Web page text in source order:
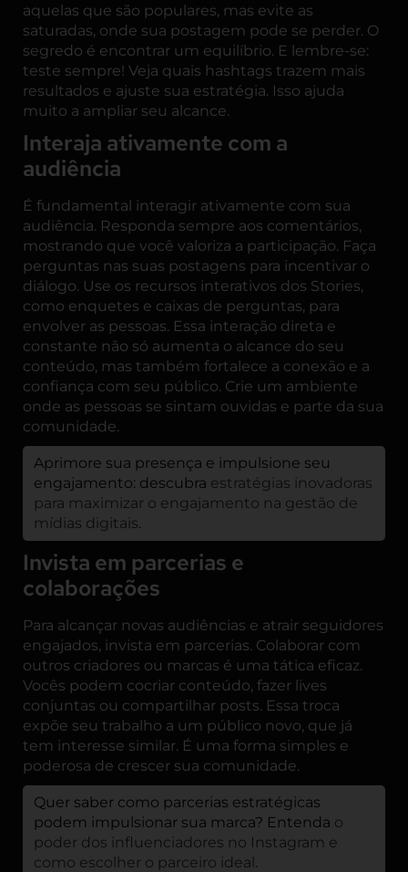
aquelas que são populares, mas evite as
saturadas, onde sua postagem pode se perder. O
segredo é encontrar um equilíbrio. E lembre-se:
teste sempre! Veja quais hashtags trazem mais
resultados e ajuste sua estratégia. Isso ajuda
muito a ampliar seu alcance.
Interaja ativamente com a
audiência
É fundamental interagir ativamente com sua
audiência. Responda sempre aos comentários,
mostrando que você valoriza a participação. Faça
perguntas nas suas postagens para incentivar o
diálogo. Use os recursos interativos dos Stories,
como enquetes e caixas de perguntas, para
envolver as pessoas. Essa interação direta e
constante não só aumenta o alcance do seu
conteúdo, mas também fortalece a conexão e a
confiança com seu público. Crie um ambiente
onde as pessoas se sintam ouvidas e parte da sua
comunidade.
Aprimore sua presença e impulsione seu
engajamento: descubra estratégias inovadoras
para maximizar o engajamento na gestão de
mídias digitais.
Invista em parcerias e
colaborações
Para alcançar novas audiências e atrair seguidores
engajados, invista em parcerias. Colaborar com
outros criadores ou marcas é uma tática eficaz.
Vocês podem cocriar conteúdo, fazer lives
conjuntas ou compartilhar posts. Essa troca
expõe seu trabalho a um público novo, que já
tem interesse similar. É uma forma simples e
poderosa de crescer sua comunidade.
Quer saber como parcerias estratégicas
podem impulsionar sua marca? Entenda o
poder dos influenciadores no Instagram e
como escolher o parceiro ideal.